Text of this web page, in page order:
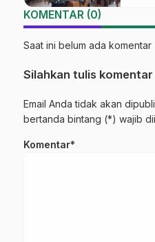
KOMENTAR (0)
Saat ini belum ada komentar
Silahkan tulis komentar
Email Anda tidak akan
bertanda bintang (*) wajib
Komentar*